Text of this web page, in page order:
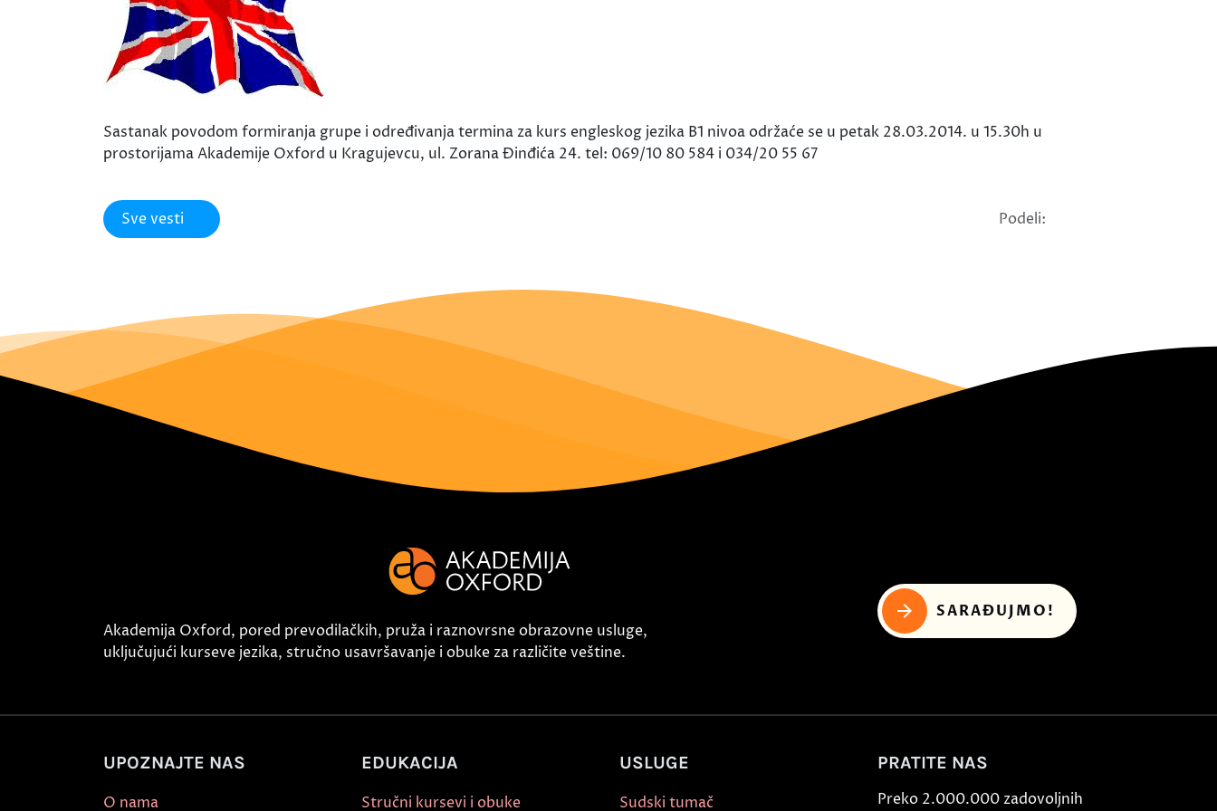
Sastanak povodom formiranja grupe i određivanja termina za kurs engleskog jezika B1 nivoa održaće se u petak 28.03.2014. u 15.30h u
prostorijama Akademije Oxford u Kragujevcu, ul. Zorana Đinđića 24. tel: 069/10 80 584 i 034/20 55 67
Sve vesti Podeli:
Akademija Oxford, pored prevodilačkih, pruža i raznovrsne obrazovne usluge,
uključujući kurseve jezika, stručno usavršavanje i obuke za različite veštine.
SARAĐUJMO!
UPOZNAJTE NAS
O nama
EDUKACIJA
Stručni kursevi i obuke
USLUGE
Sudski tumač
PRATITE NAS
Preko 2.000.000 zadovoljnih